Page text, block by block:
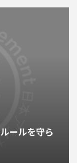
ールを守ら